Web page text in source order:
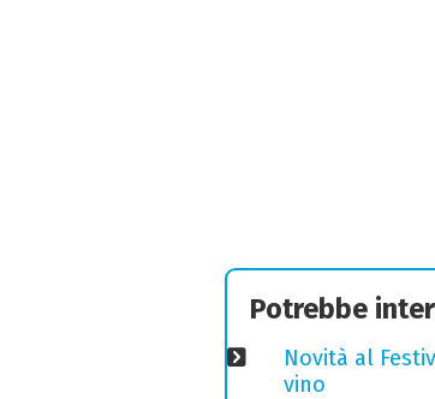
Potrebbe
Novità al
vino